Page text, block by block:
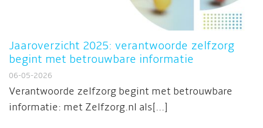
Jaaroverzicht 2025: verantwoorde zelfzorg
begint met betrouwbare informatie
06-05-2026
Verantwoorde zelfzorg begint met betrouwbare
informatie: met Zelfzorg.nl als[...]